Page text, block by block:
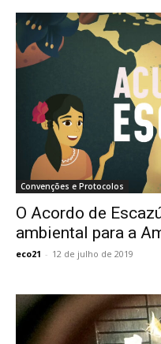
Convenções e Protocolos
O Acordo de
ambiental para a
eco21 - 12 de julho de 2019